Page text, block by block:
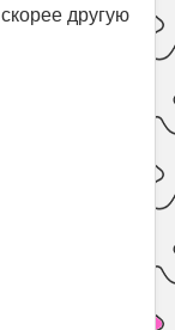
другую